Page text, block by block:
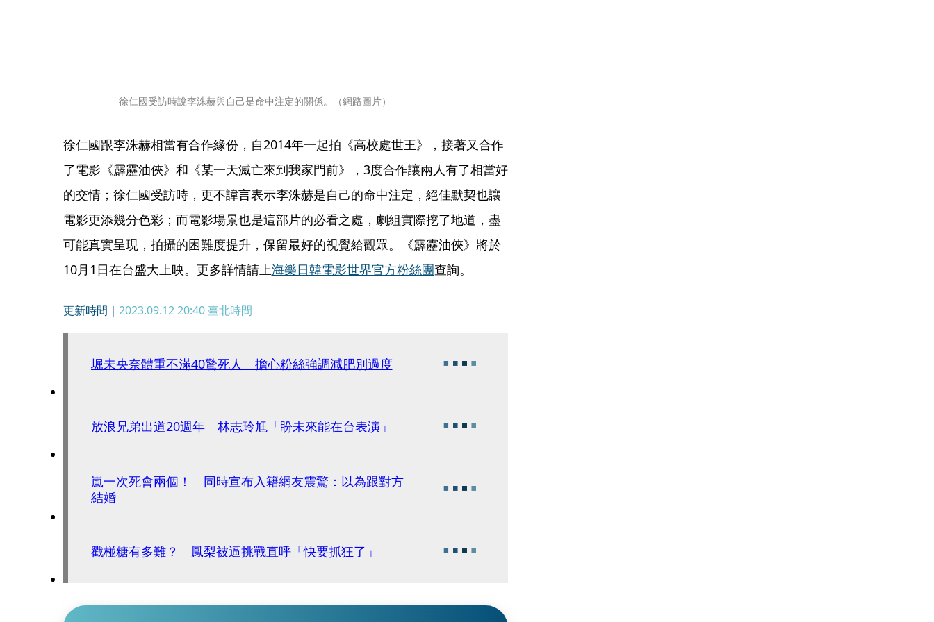
徐仁國受訪時說李洙赫與自己是命中注定的關係。（網路圖片）
徐仁國跟李洙赫相當有合作緣份，自2014年一起拍《高校處世王》，接著又合作
了電影《霹靂油俠》和《某一天滅亡來到我家門前》，3度合作讓兩人有了相當好
的交情；徐仁國受訪時，更不諱言表示李洙赫是自己的命中注定，絕佳默契也讓
電影更添幾分色彩；而電影場景也是這部片的必看之處，劇組實際挖了地道，盡
可能真實呈現，拍攝的困難度提升，保留最好的視覺給觀眾。《霹靂油俠》將於
10月1日在台盛大上映。更多詳情請上海樂日韓電影世界官方粉絲團查詢。
更新時間｜ 2023.09.12 20:40臺北時間
堀未央奈體重不滿40驚死人 擔心粉絲強調減肥別過度
放浪兄弟出道20週年 林志玲尪「盼未來能在台表演」
嵐一次死會兩個！ 同時宣布入籍網友震驚：以為跟對方
結婚
戳椪糖有多難？ 鳳梨被逼挑戰直呼「快要抓狂了」